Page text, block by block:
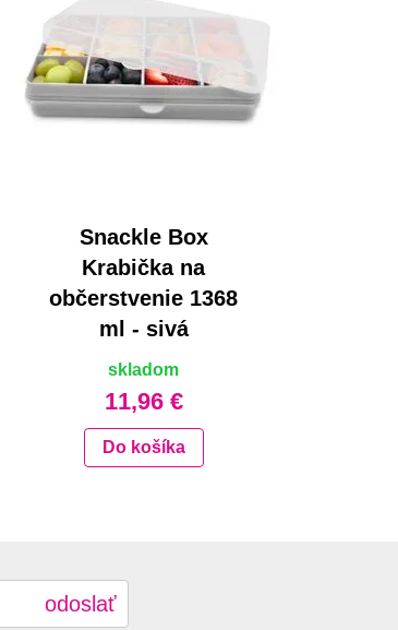
Snackle Box
Krabička na
občerstvenie 1368
ml - sivá
skladom
11,96 €
Do košíka
odoslať